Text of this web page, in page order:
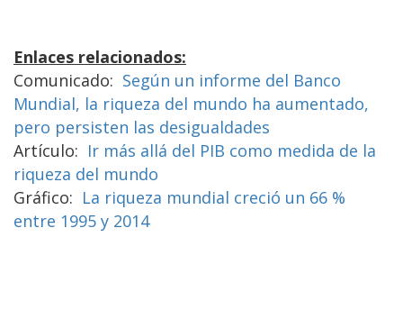
Enlaces relacionados:
Comunicado: Según un informe del Banco
Mundial, la riqueza del mundo ha aumentado,
pero persisten las desigualdades
Artículo: Ir más allá del PIB como medida de la
riqueza del mundo​
Gráfico: La riqueza mundial creció un 66 %
entre 1995 y 2014